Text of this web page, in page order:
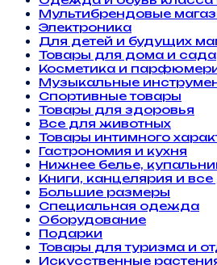
Мультибрендовые
Электроника
Для детей и будущих
Товары для дома и сада
Косметика и
Музыкальные
Спортивные товары
Товары для здоровья
Все для животных
Товары интимного
Гастрономия и кухня
Нижнее белье,
Книги, канцелярия и
Большие размеры
Специальная одежда
Оборудование
Подарки
Товары для туризма и
Искусственные